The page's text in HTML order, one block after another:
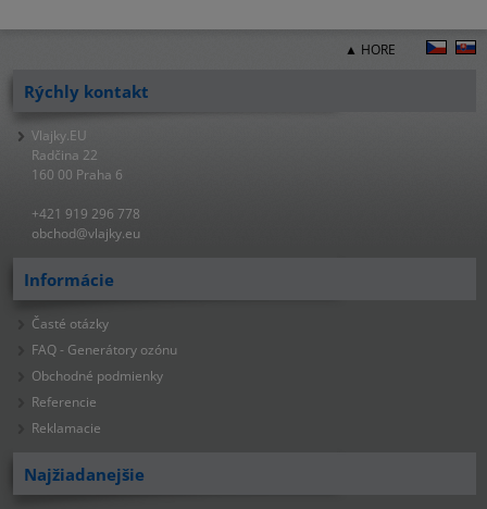
▲ HORE
Rýchly kontakt
Vlajky.EU
Radčina 22
160 00 Praha 6
+421 919 296 778
obchod@vlajky.eu
Informácie
Časté otázky
FAQ - Generátory ozónu
Obchodné podmienky
Referencie
Reklamacie
Najžiadanejšie